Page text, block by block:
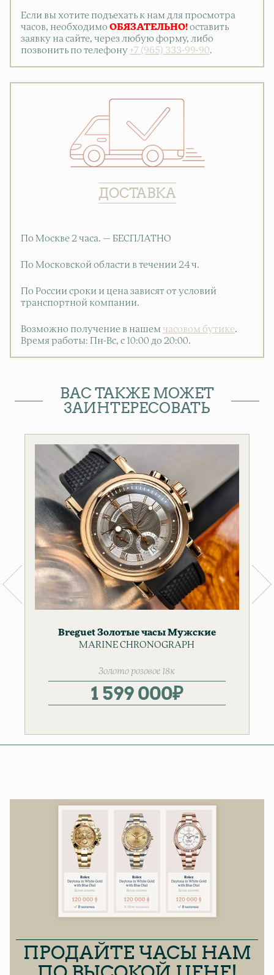
Если вы хотите подъехать к нам для просмотра
часов, необходимо ОБЯЗАТЕЛЬНО! оставить
заявку на сайте, через любую форму, либо
позвонить по телефону +7 (965) 333-99-90.
ДОСТАВКА
По Москве 2 часа. — БЕСПЛАТНО
По Московской области в течении 24 ч.
По России сроки и цена зависят от условий
транспортной компании.
Возможно получение в нашем часовом бутике.
Время работы: Пн-Вс, с 10:00 до 20:00.
ВАС ТАКЖЕ МОЖЕТ
ЗАИНТЕРЕСОВАТЬ
Breguet Золотые часы Мужские
часы
MARINE CHRONOGRAPH
Золото розовое 18к
1 599 000₽
ПРОДАЙТЕ ЧАСЫ НАМ